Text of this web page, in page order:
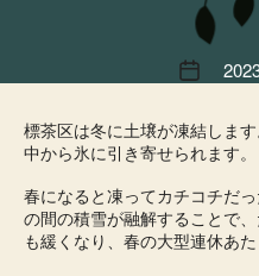
投
日
標茶区は冬に土壌が凍結しま
中から氷に引き寄せられます。
春になると凍ってカチコチだ
の間の積雪が融解することで
も緩くなり、春の大型連休あ